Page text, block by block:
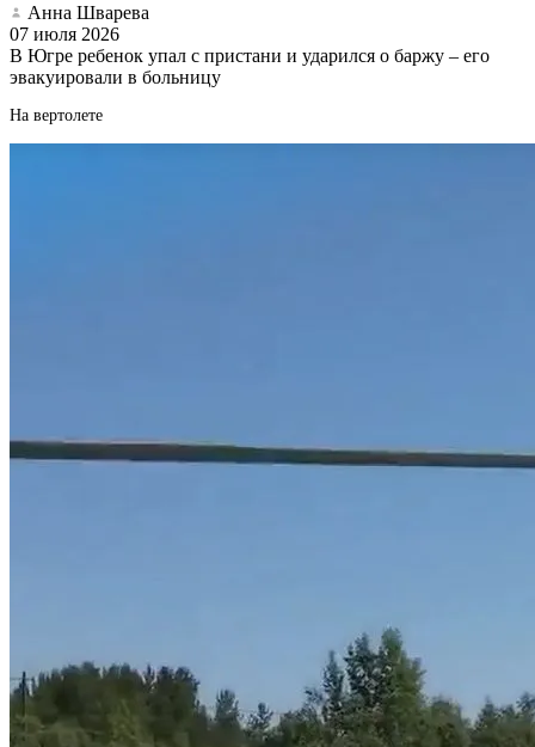
Анна Шварева
07 июля 2026
В Югре ребенок упал с пристани и ударился о баржу – его
эвакуировали в больницу
На вертолете